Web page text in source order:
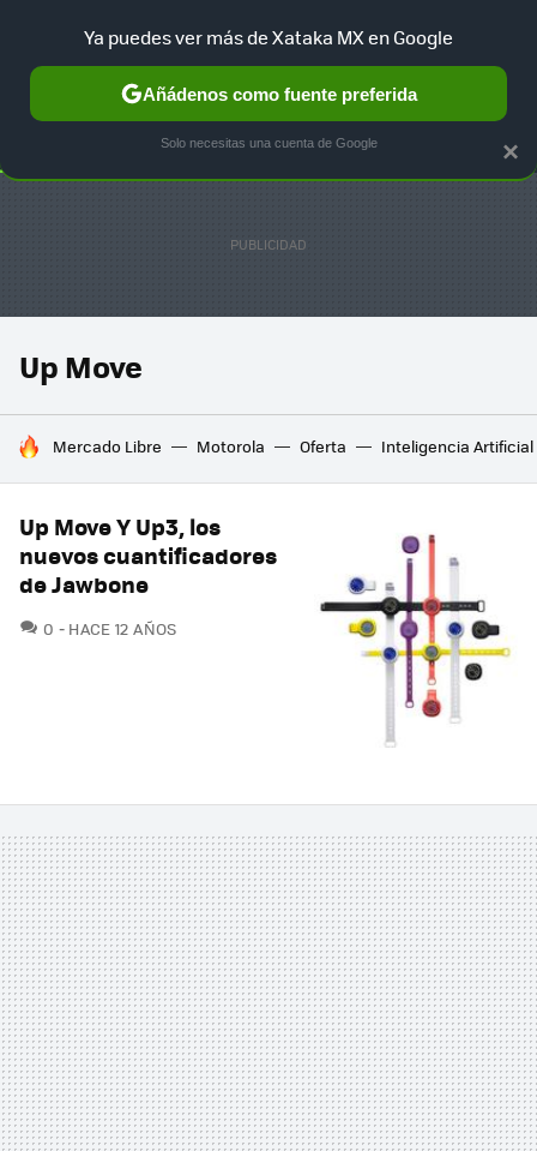
SELECCIÓN GAMING HOME AUTO TERRITORIO
Up Move
HOY SE HABLA DE
Mercado Libre Motorola Oferta Inteligencia Artificial
Up Move Y Up3, los
nuevos cuantificadores
de Jawbone
0 COMENTARIOS
HACE 12 AÑOS
×
Ya puedes ver más de Xataka MX en Google
Añádenos como fuente preferida
Solo necesitas una cuenta de Google